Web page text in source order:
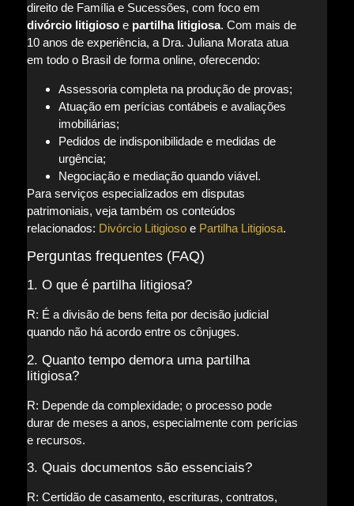
direito de Família e Sucessões, com foco em
divórcio litigiosoe partilha litigiosa. Com mais de
10 anos de experiência, a Dra. Juliana Morata atua
em todo o Brasil de forma online, oferecendo:
Assessoria completa na produção de provas;
Atuação em perícias contábeis e avaliações
imobiliárias;
Pedidos de indisponibilidade e medidas de
urgência;
Negociação e mediação quando viável.
Para serviços especializados em disputas
patrimoniais, veja também os conteúdos
relacionados: Divórcio Litigiosoe Partilha Litigiosa.
Perguntas frequentes (FAQ)
1. O que é partilha litigiosa?
R: É a divisão de bens feita por decisão judicial
quando não há acordo entre os cônjuges.
2. Quanto tempo demora uma partilha
litigiosa?
R: Depende da complexidade; o processo pode
durar de meses a anos, especialmente com perícias
e recursos.
3. Quais documentos são essenciais?
R: Certidão de casamento, escrituras, contratos,